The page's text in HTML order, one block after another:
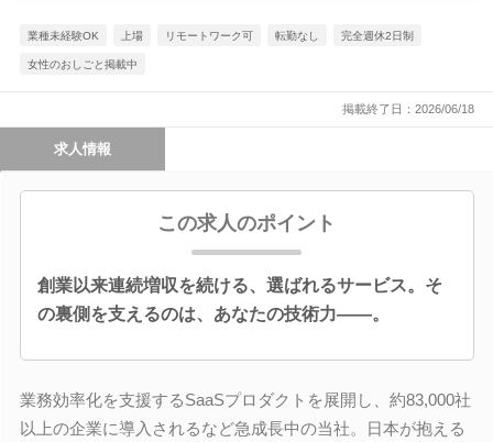
業種未経験OK 上場 リモートワーク可 転勤なし 完全週休2日制
女性のおしごと掲載中
掲載終了日：2026/06/18
求人情報
この求人のポイント
創業以来連続増収を続ける、選ばれるサービス。そ
の裏側を支えるのは、あなたの技術力――。
業務効率化を支援するSaaSプロダクトを展開し、約83,000社
以上の企業に導入されるなど急成長中の当社。日本が抱える